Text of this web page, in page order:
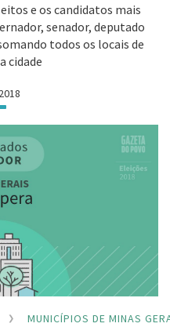
e os candidatos mais
senador, deputado
todos os locais de
cidade
MUNICÍPIOS DE MINAS